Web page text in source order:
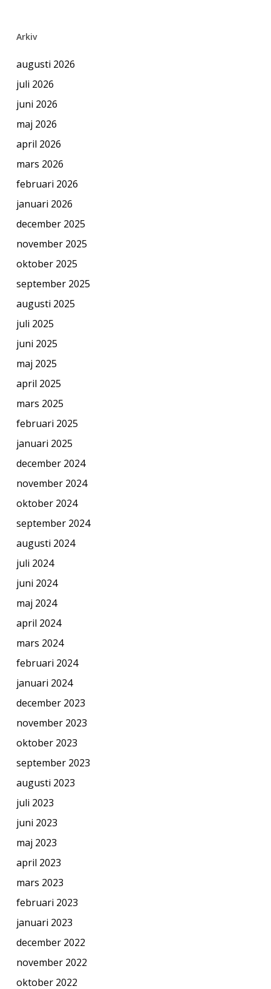
Arkiv
augusti 2026
juli 2026
juni 2026
maj 2026
april 2026
mars 2026
februari 2026
januari 2026
december 2025
november 2025
oktober 2025
september 2025
augusti 2025
juli 2025
juni 2025
maj 2025
april 2025
mars 2025
februari 2025
januari 2025
december 2024
november 2024
oktober 2024
september 2024
augusti 2024
juli 2024
juni 2024
maj 2024
april 2024
mars 2024
februari 2024
januari 2024
december 2023
november 2023
oktober 2023
september 2023
augusti 2023
juli 2023
juni 2023
maj 2023
april 2023
mars 2023
februari 2023
januari 2023
december 2022
november 2022
oktober 2022